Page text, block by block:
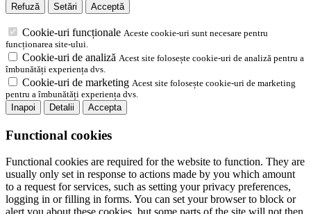
Refuză Setări Acceptă
Cookie-uri funcționale Aceste cookie-uri sunt necesare pentru
funcționarea site-ului.
Cookie-uri de analiză Acest site folosește cookie-uri de analiză pentru a
îmbunătăți experiența dvs.
Cookie-uri de marketing Acest site folosește cookie-uri de marketing
pentru a îmbunătăți experiența dvs.
Inapoi
Detalii Accepta
Functional cookies
Functional cookies are required for the website to function. They are
usually only set in response to actions made by you which amount
to a request for services, such as setting your privacy preferences,
logging in or filling in forms. You can set your browser to block or